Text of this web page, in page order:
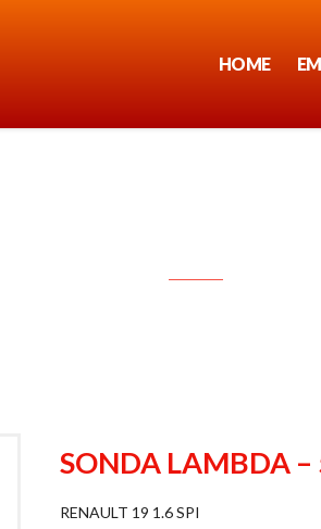
HOME
SONDA LAMBDA
RENAULT 19 1.6 SPI